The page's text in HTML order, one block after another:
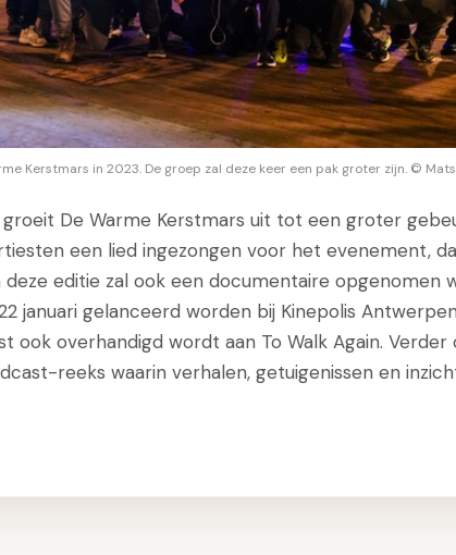
Kerstmars in 2023. De groep zal deze keer een pak groter zijn. ©
groeit De Warme Kerstmars uit tot een groter
een lied ingezongen voor het evenement,
editie zal ook een documentaire opgenomen
januari gelanceerd worden bij Kinepolis
ook overhandigd wordt aan To Walk Again.
reeks waarin verhalen, getuigenissen en